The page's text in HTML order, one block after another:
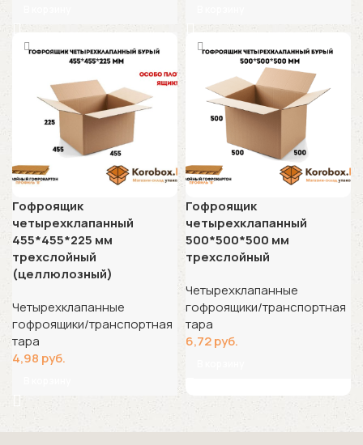
Гофроящик
четырехклапанный
455*455*225 мм
трехслойный
(целлюлозный)
Четырехклапанные
гофроящики/транспортная
тара
4,98 руб.
Гофроящик
четырехклапанный
500*500*500 мм
трехслойный
Четырехклапанные
гофроящики/транспортная
тара
6,72руб.